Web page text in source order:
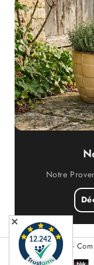
Notre
© 2026,Teramico -
Méthodes
✕